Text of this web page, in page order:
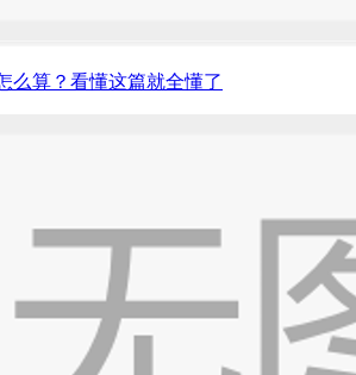
么算？看懂这篇就全懂了